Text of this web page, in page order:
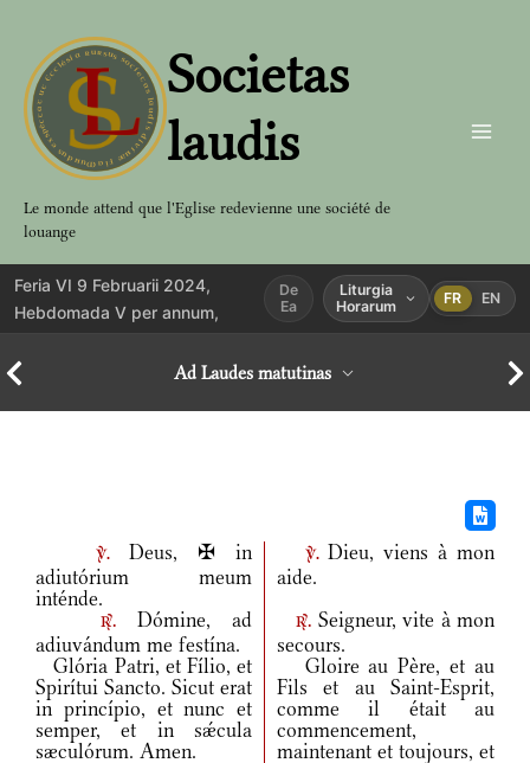
contenu
Societas
laudis
Le monde attend que l'Eglise redevienne une société de
louange
Feria VI 9 Februarii 2024,
Hebdomada V per annum,
De
Ea
Liturgia
Horarum
FR EN
Ad Laudes matutinas
v.Deus, ✠ in
adiutórium meum
inténde.
v.Dieu, viens à mon
aide.
r.Dómine, ad
adiuvándum me festína.
r. Seigneur, vite à mon
secours.
Glória Patri, et Fílio, et
Spirítui Sancto. Sicut erat
in princípio, et nunc et
semper, et in sǽcula
sæculórum. Amen.
Gloire au Père, et au
Fils et au Saint-Esprit,
comme il était au
commencement,
maintenant et toujours, et